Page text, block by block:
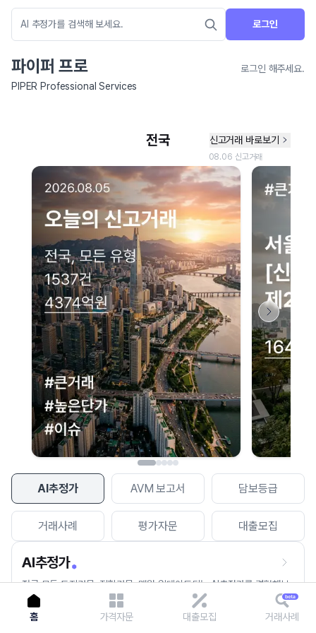
로그인
파이퍼 프로
로그인 해주세요.
PIPER Professional Services
AI추정가 AVM 보고서 담보등급
거래사례 평가자문 대출모집
AI추정가
전국 모든 토지건물, 집합건물, 매월 업데이트되는 AI추정가를 경험해보
세요.
네이버 지도 연결 안내
현재 네이버 지도 연결이 원활하지 않아 지도를 불러올 수 없습니다.
이용에 불편을 드려 죄송합니다.
다시 시도
홈 가격자문 대출모집 거래사례